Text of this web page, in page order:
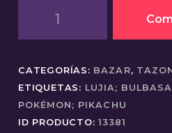
Pokémon
cantidad
CATEGORÍAS: BAZAR,
ETIQUETAS: LUJIA;
POKÉMON; PIKACHU
ID PRODUCTO:13381